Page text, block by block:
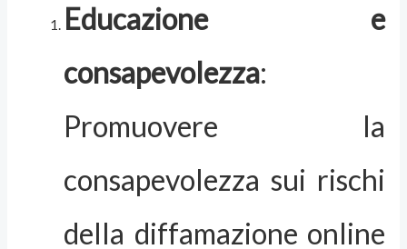
Educazione e
consapevolezza:
Promuovere la
consapevolezza sui rischi
della diffamazione online